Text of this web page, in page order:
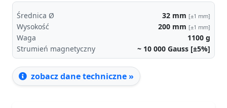
Średnica Ø 32 mm [±1 mm]
Wysokość 200 mm [±1 mm]
Waga 1100 g
Strumień magnetyczny
~ 10 000 Gauss [±5%]
zobacz dane techniczne »